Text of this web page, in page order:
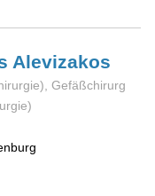
Alevizakos
Gefäßchirurg